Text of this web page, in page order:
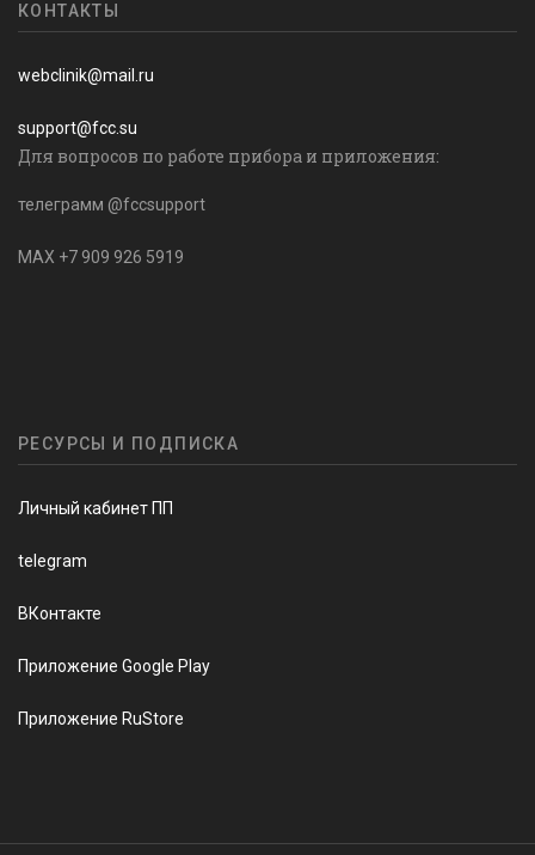
КОНТАКТЫ
webclinik@mail.ru
support@fcc.su
Для вопросов по работе прибора и приложения:
телеграмм @fccsupport
MAX +7 909 926 5919
РЕСУРСЫ И ПОДПИСКА
Личный кабинет ПП
telegram
ВКонтакте
Приложение Google Play
Приложение RuStore